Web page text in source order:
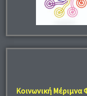
Κοινωνική